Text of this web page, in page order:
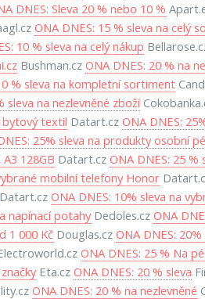
DNES: Sleva 20 % nebo 10 %
ONA DNES: 15 % sleva na celý
10 % sleva na celý nákup
Bushman.cz ONA DNES: 20 % na
% sleva na kompletní sortiment
sleva na nezlevněné zboží
bytový textil Datart.cz ONA DNES:
25% sleva na produkty osobní
128GB Datart.cz ONA DNES: 25 %
mobilní telefony Honor
Datart.cz ONA DNES: 10% sleva na
napínací potahyDedoles.cz ONA
1 000 KčDouglas.cz ONA DNES:
ONA DNES: 25 % Na
Eta.cz ONA DNES: 20 % sleva
ONA DNES: 20 % na nezlevněné